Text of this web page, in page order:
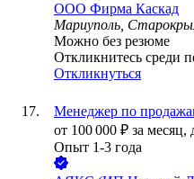
ООО Фирма Каскад
Мариуполь,
Можно без резюме
Откликнитесь среди
Откликнуться
Менеджер по
от 100 000 ₽ за месяц,
Опыт 1-3 года